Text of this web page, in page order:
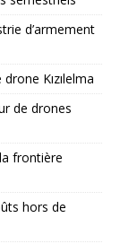
d’armement
Kızılelma
de drones
frontière
hors de